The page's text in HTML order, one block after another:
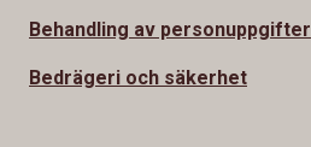
Behandling av personuppgifter
Bedrägeri och säkerhet